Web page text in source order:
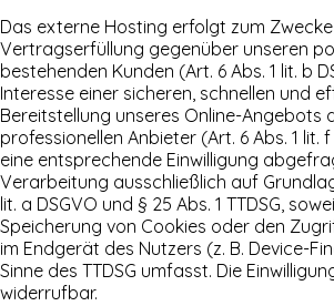
Das externe Hosting erfolgt zum
Vertragserfüllung gegenüber unseren
bestehenden Kunden (Art. 6 Abs. 1 lit. b
Interesse einer sicheren, schnellen und
Bereitstellung unseres Online-Angebots
professionellen Anbieter (Art. 6 Abs. 1 lit.
eine entsprechende Einwilligung
Verarbeitung ausschließlich auf
lit. a DSGVO und § 25 Abs. 1 TTDSG,
Speicherung von Cookies oder den
im Endgerät des Nutzers (z. B. Device-
Sinne des TTDSG umfasst. Die
widerrufbar.